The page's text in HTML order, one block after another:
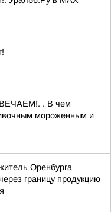
. В чем
мороженным и
Оренбурга
границу продукцию